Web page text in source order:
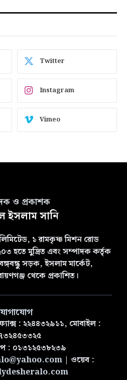
Twitter
Instagram
Vimeo
ও প্রকাশক
সানি
১ রামকৃষ্ণ মিশন রোড
হতে মুদ্রিত এবং সম্পাদক কর্তৃক
সড়ক, ইসলাম মার্কেট,
থেকে প্রকাশিত।
: ২২৪৪৩২৯১১, মোবাইল :
: ০১৩১২৫৩৮২৩৯
| ওয়েব :